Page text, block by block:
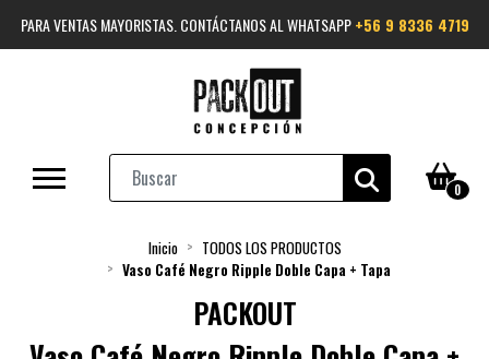
PARA VENTAS MAYORISTAS. CONTÁCTANOS AL WHATSAPP+56 9 8336 4719
0
Inicio
TODOS LOS PRODUCTOS
Vaso Café Negro Ripple Doble Capa + Tapa
PACKOUT